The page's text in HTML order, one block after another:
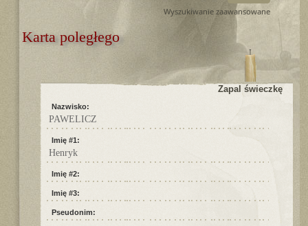
Wyszukiwanie zaawansowane
Karta poległego
Zapal świeczkę
Nazwisko:
PAWELICZ
Imię #1:
Henryk
Imię #2:
Imię #3:
Pseudonim: